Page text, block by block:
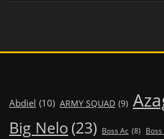
Abdiel (10) ARMY SQUAD (9)
Big Nelo (23) Boss Ac (8)